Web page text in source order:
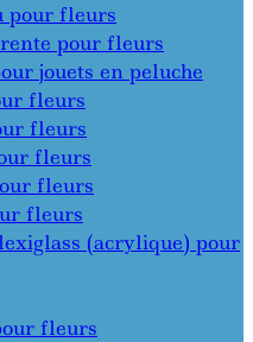
pour fleurs
pour fleurs
jouets en peluche
fleurs
fleurs
fleurs
fleurs
fleurs
(acrylique) pour
fleurs